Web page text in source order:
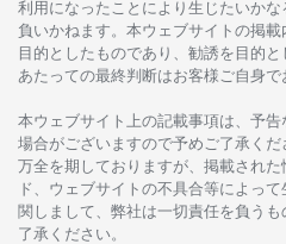
利用になったことにより 生じたいかな
負いかね ます。 本ウェブサイトの掲載
目的としたものであり、 勧誘を 目的
あたっての最終判断はお客様ご自身で
本ウェブサイト 上の記載事項は、 予告
場合がございますので予めご了承くだ
万全を期しておりますが、 掲載さ れた
ド、 ウェブサイトの不具合等に よって
関し まして、 弊社は一切責任を負うも
了承ください。